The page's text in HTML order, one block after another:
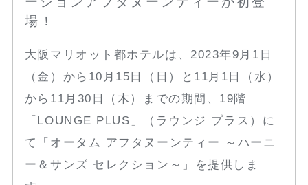
場！
大阪マリオット都ホテルは、2023年9月1日
（金）から10月15日（日）と11月1日（水）
から11月30日（木）までの期間、19階
「LOUNGE PLUS」（ラウンジ プラス）に
て「オータム アフタヌーンティー ～ハーニ
ー＆サンズ セレクション～」を提供しま